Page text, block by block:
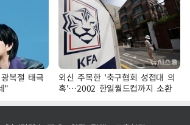
복절 태극
"
외신 주목한 '축구협회 성접대 의
혹'…2002 한일월드컵까지 소환